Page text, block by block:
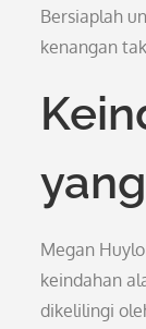
Bersiaplah
kenangan
Megan
keindahan
dikelilingi